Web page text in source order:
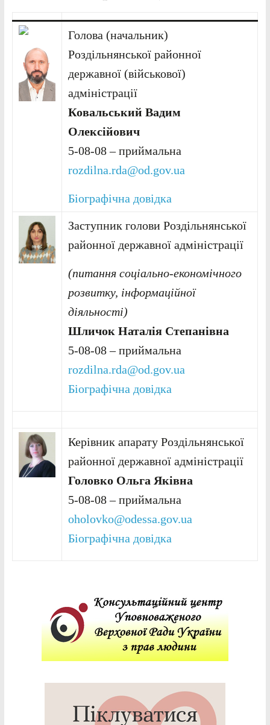
Голова (начальник)
Роздільнянської районної
державної (військової)
адміністрації
Ковальський Вадим
Олексійович
5-08-08 – приймальна
rozdilna.rda@od.gov.ua
Біографічна довідка
Заступник голови Роздільнянської
районної державної адміністрації
(питання соціально-економічного
розвитку, інформаційної
діяльності)
Шличок Наталія Степанівна
5-08-08 – приймальна
rozdilna.rda@od.gov.ua
Біографічна довідка
Керівник апарату Роздільнянської
районної державної адміністрації
Головко Ольга Яківна
5-08-08 – приймальна
oholovko@odessa.gov.ua
Біографічна довідка